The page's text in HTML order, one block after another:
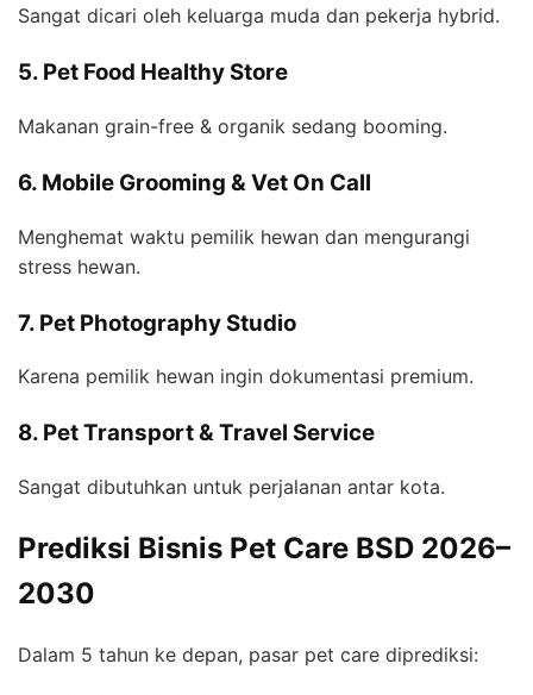
Sangat dicari oleh keluarga muda dan pekerja hybrid.
5. Pet Food Healthy Store
Makanan grain-free & organik sedang booming.
6. Mobile Grooming & Vet On Call
Menghemat waktu pemilik hewan dan mengurangi
stress hewan.
7. Pet Photography Studio
Karena pemilik hewan ingin dokumentasi premium.
8. Pet Transport & Travel Service
Sangat dibutuhkan untuk perjalanan antar kota.
Prediksi Bisnis Pet Care BSD 2026–
2030
Dalam 5 tahun ke depan, pasar pet care diprediksi: